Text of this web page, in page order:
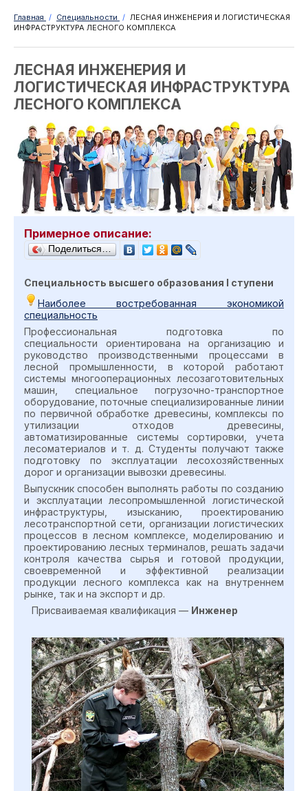
Главная / Специальности / ЛЕСНАЯ ИНЖЕНЕРИЯ И ЛОГИСТИЧЕСКАЯ
ИНФРАСТРУКТУРА ЛЕСНОГО КОМПЛЕКСА
ЛЕСНАЯ ИНЖЕНЕРИЯ И
ЛОГИСТИЧЕСКАЯ ИНФРАСТРУКТУРА
ЛЕСНОГО КОМПЛЕКСА
Примерное описание:
Поделиться…
Специальность высшего образования I ступени
Наиболее востребованная экономикой
специальность
Профессиональная подготовка по
специальности ориентирована на организацию и
руководство производственными процессами в
лесной промышленности, в которой работают
системы многооперационных лесозаготовительных
машин, специальное погрузочно-транспортное
оборудование, поточные специализированные линии
по первичной обработке древесины, комплексы по
утилизации отходов древесины,
автоматизированные системы сортировки, учета
лесоматериалов и т. д. Студенты получают также
подготовку по эксплуатации лесохозяйственных
дорог и организации вывозки древесины.
Выпускник способен выполнять работы по созданию
и эксплуатации лесопромышленной логистической
инфраструктуры, изысканию, проектированию
лесотранспортной сети, организации логистических
процессов в лесном комплексе, моделированию и
проектированию лесных терминалов, решать задачи
контроля качества сырья и готовой продукции,
своевременной и эффективной реализации
продукции лесного комплекса как на внутреннем
рынке, так и на экспорт и др.
Присваиваемая квалификация — Инженер